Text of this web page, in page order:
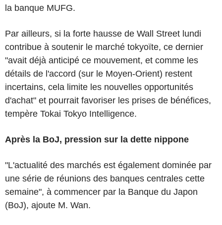
la banque MUFG.
Par ailleurs, si la forte hausse de Wall Street lundi
contribue à soutenir le marché tokyoïte, ce dernier
"avait déjà anticipé ce mouvement, et comme les
détails de l'accord (sur le Moyen-Orient) restent
incertains, cela limite les nouvelles opportunités
d'achat" et pourrait favoriser les prises de bénéfices,
tempère Tokai Tokyo Intelligence.
Après la BoJ, pression sur la dette nippone
"L'actualité des marchés est également dominée par
une série de réunions des banques centrales cette
semaine", à commencer par la Banque du Japon
(BoJ), ajoute M. Wan.